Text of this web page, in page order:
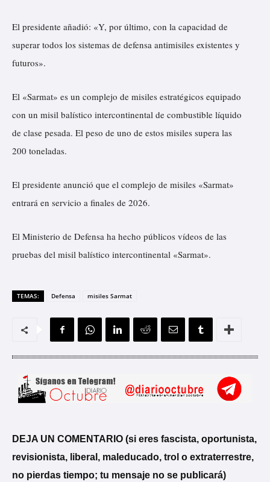
El presidente añadió: «Y, por último, con la capacidad de
superar todos los sistemas de defensa antimisiles existentes y
futuros».
El «Sarmat» es un complejo de misiles estratégicos equipado
con un misil balístico intercontinental de combustible líquido
de clase pesada. El peso de uno de estos misiles supera las
200 toneladas.
El presidente anunció que el complejo de misiles «Sarmat»
entrará en servicio a finales de 2026.
El Ministerio de Defensa ha hecho públicos vídeos de las
pruebas del misil balístico intercontinental «Sarmat».
TEMAS: Defensa misiles Sarmat
DEJA UN COMENTARIO (si eres fascista, oportunista,
revisionista, liberal, maleducado, trol o extraterrestre,
no pierdas tiempo; tu mensaje no se publicará)